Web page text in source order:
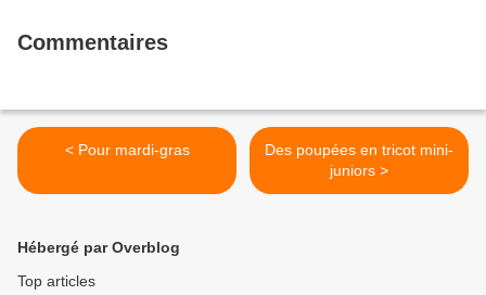
Commentaires
< Pour mardi-gras
Des poupées en tricot mini-
juniors >
Hébergé par Overblog
Top articles